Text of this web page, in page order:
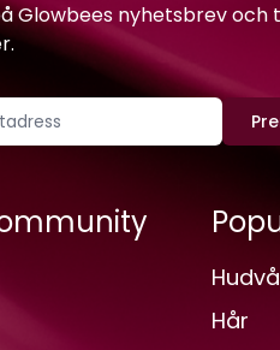
Glowbees nyhetsbrev
Hår